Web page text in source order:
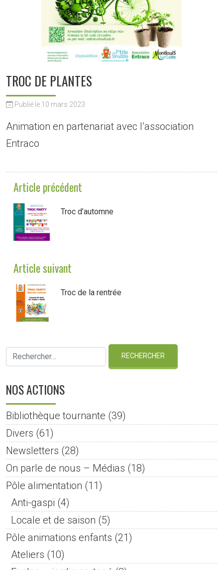
TROC DE PLANTES
Publié le 10 mars 2023
Animation en partenariat avec l’association
Entraco
Article précédent
Troc d’automne
Article suivant
Troc de la rentrée
NOS ACTIONS
Bibliothèque tournante (39)
Divers (61)
Newsletters (28)
On parle de nous – Médias (18)
Pôle alimentation (11)
Anti-gaspi (4)
Locale et de saison (5)
Pôle animations enfants (21)
Ateliers (10)